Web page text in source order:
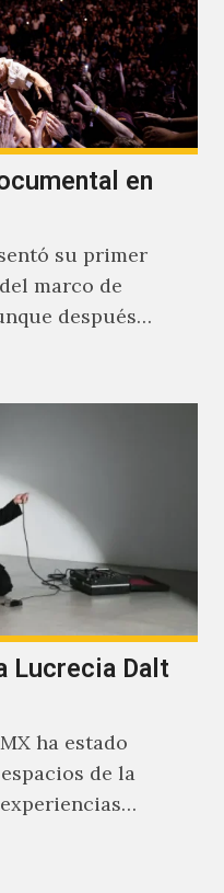
en
su primer
marco de
después
Lucrecia Dalt
ha estado
de la